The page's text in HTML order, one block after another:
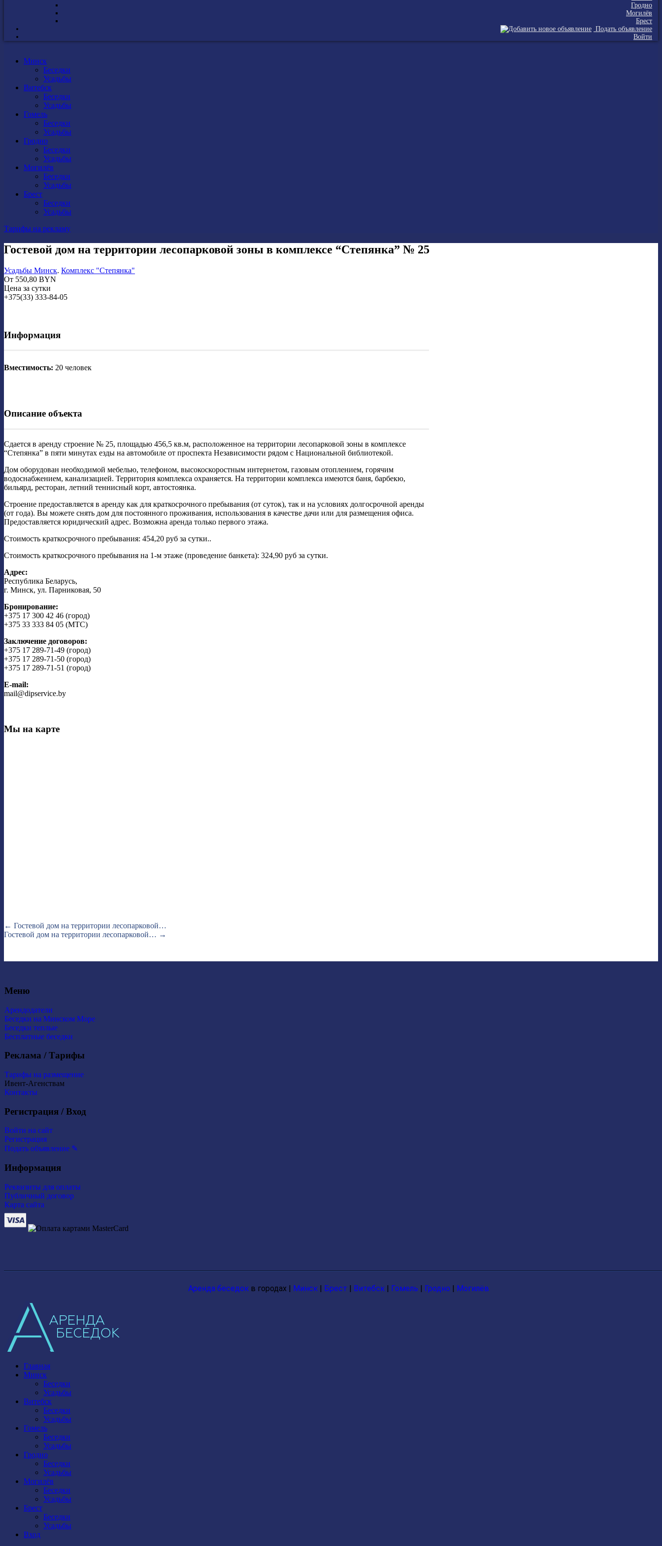
Гродно
Могилёв
Брест
Подать объявление
Войти
Минск
Беседки
Усадьбы
Витебск
Беседки
Усадьбы
Гомель
Беседки
Усадьбы
Гродно
Беседки
Усадьбы
Могилёв
Беседки
Усадьбы
Брест
Беседки
Усадьбы
Тарифы на рекламу
Гостевой дом на территории лесопарковой зоны в комплексе “Степянка” № 25
Усадьбы Минск. Комплекс "Степянка"
От 550,80 BYN
Цена за сутки
+375(33) 333-84-05
Информация
Вместимость: 20 человек
Описание объекта
Сдается в аренду строение № 25, площадью 456,5 кв.м, расположенное на территории лесопарковой зоны в комплексе
“Степянка” в пяти минутах езды на автомобиле от проспекта Независимости рядом с Национальной библиотекой.
Дом оборудован необходимой мебелью, телефоном, высокоскоростным интернетом, газовым отоплением, горячим
водоснабжением, канализацией. Территория комплекса охраняется. На территории комплекса имеются баня, барбекю,
бильярд, ресторан, летний теннисный корт, автостоянка.
Строение предоставляется в аренду как для краткосрочного пребывания (от суток), так и на условиях долгосрочной аренды
(от года). Вы можете снять дом для постоянного проживания, использования в качестве дачи или для размещения офиса.
Предоставляется юридический адрес. Возможна аренда только первого этажа.
Стоимость краткосрочного пребывания: 454,20 руб за сутки..
Стоимость краткосрочного пребывания на 1-м этаже (проведение банкета): 324,90 руб за сутки.
Адрес:
Республика Беларусь,
г. Минск, ул. Парниковая, 50
Бронирование:
+375 17 300 42 46 (город)
+375 33 333 84 05 (МТС)
Заключение договоров:
+375 17 289-71-49 (город)
+375 17 289-71-50 (город)
+375 17 289-71-51 (город)
E-mail:
mail@dipservice.by
Мы на карте
← Гостевой дом на территории лесопарковой…
Гостевой дом на территории лесопарковой… →
Меню
Арендодатели
Беседки на Минском Море
Беседки теплые
Бесплатные беседки
Реклама / Тарифы
Тарифы на размещение
Ивент-Агенствам
Контакты
Регистрация / Вход
Войти на сайт
Регистрация
Подать объявление ✎
Информация
Реквизиты для оплаты
Публичный договор
Карта сайта
Аренда беседокв городах | Минск| Брест | Витебск| Гомель | Гродно | Могилёв
Главная
Минск
Беседки
Усадьбы
Витебск
Беседки
Усадьбы
Гомель
Беседки
Усадьбы
Гродно
Беседки
Усадьбы
Могилёв
Беседки
Усадьбы
Брест
Беседки
Усадьбы
Вход